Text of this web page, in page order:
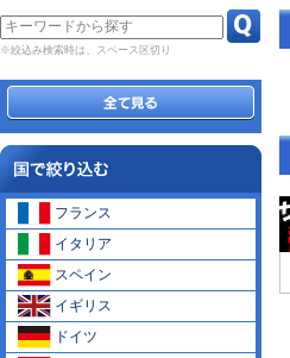
※絞込み検索時は、スペース区切り
フランス
イタリア
スペイン
イギリス
ドイツ